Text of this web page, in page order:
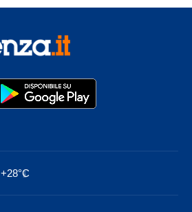
+28°C